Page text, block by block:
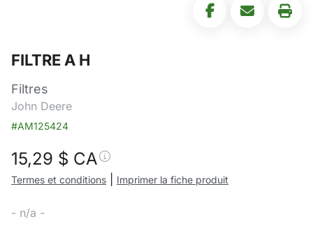
FILTRE A H
Filtres
John Deere
#AM125424
15,29 $ CA
Termes et conditions Imprimer la fiche produit
- n/a -